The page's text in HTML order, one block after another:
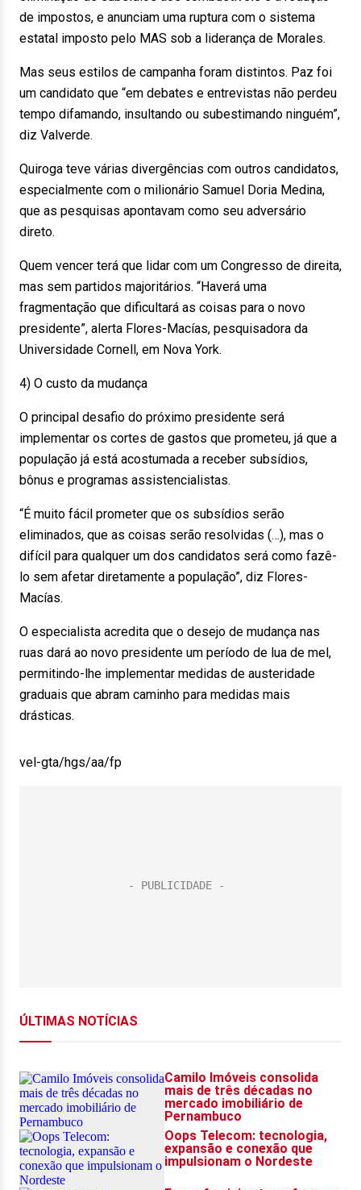
de impostos, e anunciam uma ruptura com o sistema
estatal imposto pelo MAS sob a liderança de Morales.
Mas seus estilos de campanha foram distintos. Paz foi
um candidato que “em debates e entrevistas não perdeu
tempo difamando, insultando ou subestimando ninguém”,
diz Valverde.
Quiroga teve várias divergências com outros candidatos,
especialmente com o milionário Samuel Doria Medina,
que as pesquisas apontavam como seu adversário
direto.
Quem vencer terá que lidar com um Congresso de direita,
mas sem partidos majoritários. “Haverá uma
fragmentação que dificultará as coisas para o novo
presidente”, alerta Flores-Macías, pesquisadora da
Universidade Cornell, em Nova York.
4) O custo da mudança
O principal desafio do próximo presidente será
implementar os cortes de gastos que prometeu, já que a
população já está acostumada a receber subsídios,
bônus e programas assistencialistas.
“É muito fácil prometer que os subsídios serão
eliminados, que as coisas serão resolvidas (…), mas o
difícil para qualquer um dos candidatos será como fazê-
lo sem afetar diretamente a população”, diz Flores-
Macías.
O especialista acredita que o desejo de mudança nas
ruas dará ao novo presidente um período de lua de mel,
permitindo-lhe implementar medidas de austeridade
graduais que abram caminho para medidas mais
drásticas.
vel-gta/hgs/aa/fp